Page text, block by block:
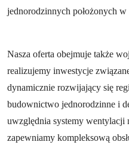
jednorodzinnych położonych
Nasza oferta obejmuje także
realizujemy inwestycje
dynamicznie rozwijający się
budownictwo jednorodzinne i
uwzględnia systemy
zapewniamy kompleksową